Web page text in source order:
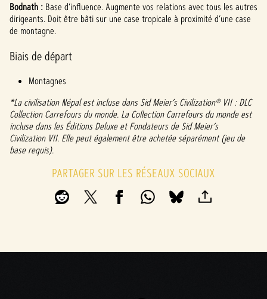
Bodnath : Base d’influence. Augmente vos relations avec tous les autres
dirigeants. Doit être bâti sur une case tropicale à proximité d’une case
de montagne.
Biais de départ
Montagnes
*La civilisation Népal est incluse dans Sid Meier’s Civilization® VII : DLC
Collection Carrefours du monde. La Collection Carrefours du monde est
incluse dans les Éditions Deluxe et Fondateurs de Sid Meier’s
Civilization VII. Elle peut également être achetée séparément (jeu de
base requis).
PARTAGER SUR LES RÉSEAUX SOCIAUX